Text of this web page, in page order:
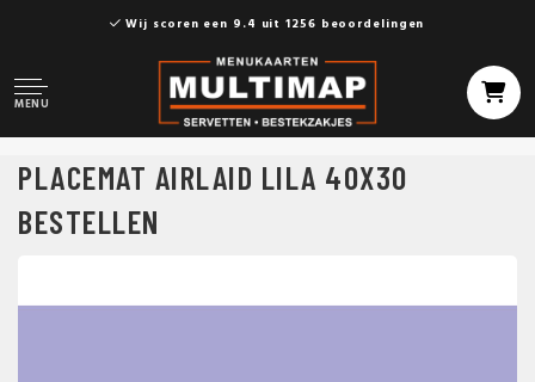
Wij scoren een 9.4 uit 1256 beoordelingen
MENU
PLACEMAT AIRLAID LILA 40X30
BESTELLEN